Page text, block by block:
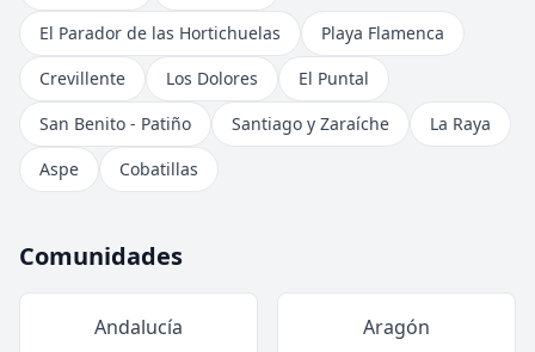
El Parador de las Hortichuelas
Playa Flamenca
Crevillente
Los Dolores
El Puntal
San Benito - Patiño
Santiago y Zaraíche
La Raya
Aspe
Cobatillas
Comunidades
Andalucía Aragón